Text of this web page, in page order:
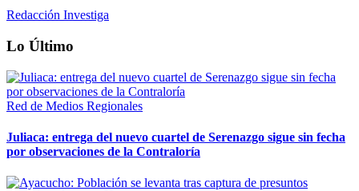
Redacción Investiga
Lo Último
Red de Medios Regionales
Juliaca: entrega del nuevo cuartel de Serenazgo sigue sin fecha
por observaciones de la Contraloría